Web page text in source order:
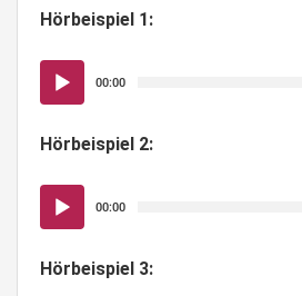
Hörbeispiel 1:
Audio-
Player
00:00
Hörbeispiel 2:
Audio-
Player
00:00
Hörbeispiel 3: